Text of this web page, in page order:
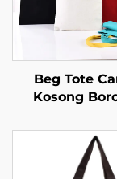
Beg Tote
Kosong
(ODM/